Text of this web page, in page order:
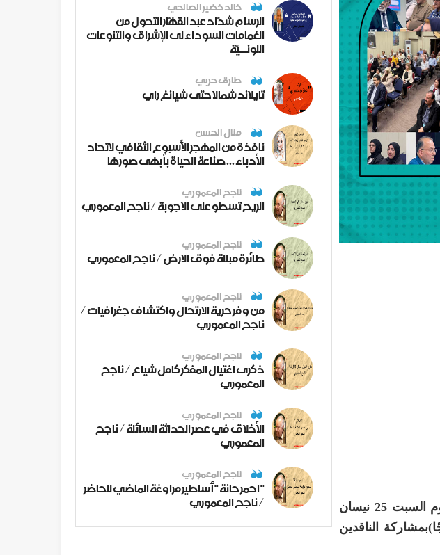
أقام منتدى نازك الملائكة الثقافي، في الاتحاد العام للأدباء والكتّاب في العراق، اليوم السبت 25 نيسان
الناقدين
خالد خضير الصالحي
الرسام شدّاد عبد القهّار التحول من
الغمامات السوداء لى الإشراق والتنوعات
اللونــيّة
طارق حربي
تايلاند شمالا حتى شيانغ راي
منال الحسن
نافذة من المهجر الأسبوع الثقافي لاتحاد
الأدباء ... صناعة الحياة بأبهى صورها
ناجح المعموري
الريح تسطو على الاجوبة / ناجح المعموري
ناجح المعموري
طائرة مبللة فوق الارض / ناجح المعموري
ناجح المعموري
من وفر حرية الارتحال واكتشاف جغرافيات /
ناجح المعموري
ناجح المعموري
ذكرى اغتيال المفكر كامل شياع / ناجح
المعموري
ناجح المعموري
الأخلاق في عصر الحداثة السائلة / ناجح
المعموري
ناجح المعموري
" احمر حانة " أساطير مراوغة الماضي للحاضر
/ ناجح المعموري